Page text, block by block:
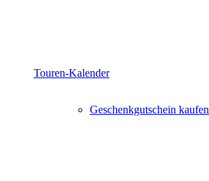
Touren-Kalender
Geschenkgutschein kaufen